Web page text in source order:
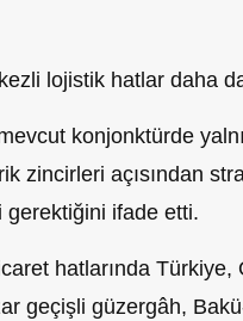
lojistik hatlar daha
konjonktürde
zincirleri açısından
gerektiğini ifade etti.
hatlarında Türkiye,
geçişli güzergâh,